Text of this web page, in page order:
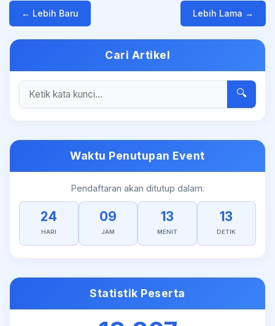
← Lebih Baru Lebih Lama →
Cari Artikel
🔍
Waktu Penutupan Event
Pendaftaran akan ditutup dalam:
24
HARI
09
JAM
13
MENIT
13
DETIK
Statistik Peserta